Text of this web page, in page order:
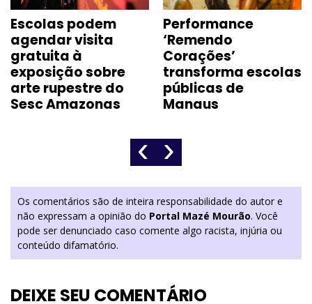
Escolas podem
agendar visita
gratuita à
exposição sobre
arte rupestre do
Sesc Amazonas
Performance
‘Remendo
Corações’
transforma escolas
públicas de
Manaus
‹ ›
Os comentários são de inteira responsabilidade do autor e
não expressam a opinião do Portal Mazé Mourão. Você
pode ser denunciado caso comente algo racista, injúria ou
conteúdo difamatório.
DEIXE SEU COMENTÁRIO